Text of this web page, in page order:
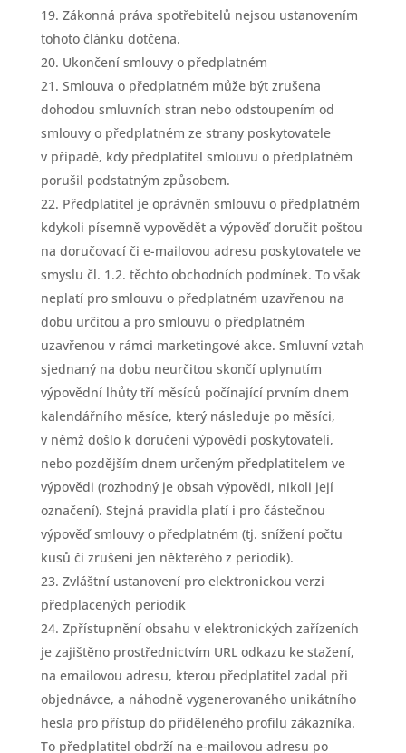
Zákonná práva spotřebitelů nejsou ustanovením
tohoto článku dotčena.
Ukončení smlouvy o předplatném
Smlouva o předplatném může být zrušena
dohodou smluvních stran nebo odstoupením od
smlouvy o předplatném ze strany poskytovatele
v případě, kdy předplatitel smlouvu o předplatném
porušil podstatným způsobem.
Předplatitel je oprávněn smlouvu o předplatném
kdykoli písemně vypovědět a výpověď doručit poštou
na doručovací či e-mailovou adresu poskytovatele ve
smyslu čl. 1.2. těchto obchodních podmínek. To však
neplatí pro smlouvu o předplatném uzavřenou na
dobu určitou a pro smlouvu o předplatném
uzavřenou v rámci marketingové akce. Smluvní vztah
sjednaný na dobu neurčitou skončí uplynutím
výpovědní lhůty tří měsíců počínající prvním dnem
kalendářního měsíce, který následuje po měsíci,
v němž došlo k doručení výpovědi poskytovateli,
nebo pozdějším dnem určeným předplatitelem ve
výpovědi (rozhodný je obsah výpovědi, nikoli její
označení). Stejná pravidla platí i pro částečnou
výpověď smlouvy o předplatném (tj. snížení počtu
kusů či zrušení jen některého z periodik).
Zvláštní ustanovení pro elektronickou verzi
předplacených periodik
Zpřístupnění obsahu v elektronických zařízeních
je zajištěno prostřednictvím URL odkazu ke stažení,
na emailovou adresu, kterou předplatitel zadal při
objednávce, a náhodně vygenerovaného unikátního
hesla pro přístup do přiděleného profilu zákazníka.
To předplatitel obdrží na e-mailovou adresu po